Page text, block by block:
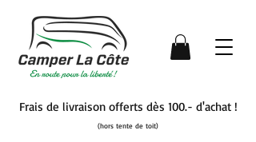
Frais de livraison offerts dès 100.- d'achat !
(hors tente de toit)